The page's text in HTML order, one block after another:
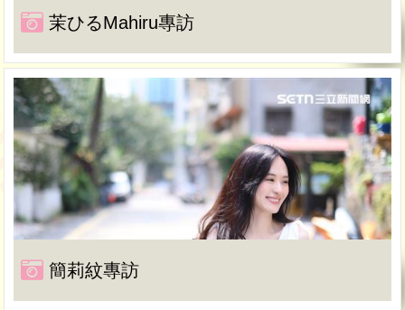
茉ひるMahiru專訪
簡莉紋專訪